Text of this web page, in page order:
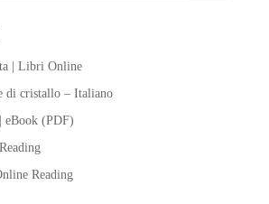
| Libri Online
di cristallo – Italiano
eBook (PDF)
Reading